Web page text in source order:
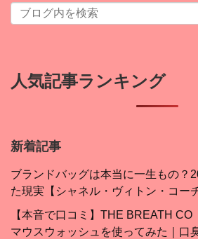
人気記事ランキング
新着記事
ブランドバッグは本当に一生もの？
た現実【シャネル・ヴィトン・コー
【本音で口コミ】THE BREATH
マウスウォッシュを使ってみた｜口